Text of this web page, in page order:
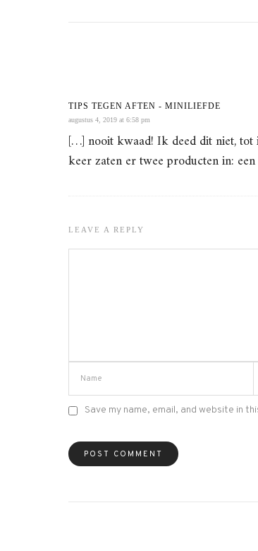
TIPS TEGEN AFTEN - MINILIEFDE
augustus 4, 2019 at 6:58 pm
[…] nooit kwaad! Ik deed dit niet, tot
keer zaten er twee producten in:
LEAVE A REPLY
Save my name, email, and website in